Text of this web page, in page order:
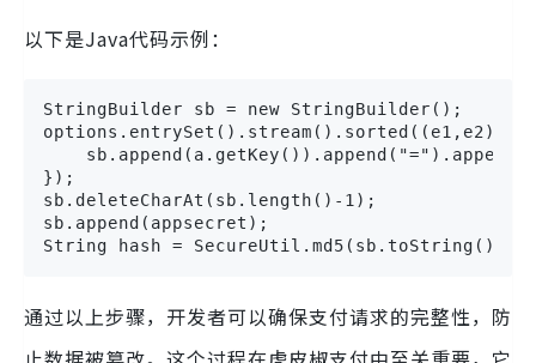
以下是Java代码示例：
StringBuilder sb = new StringBuilder();
options.entrySet().stream().sorted((e1,e2) ->
});
sb.deleteCharAt(sb.length()-1);
sb.append(appsecret);
String hash = SecureUtil.md5(sb.toString());
通过以上步骤，开发者可以确保支付请求的完整性，防